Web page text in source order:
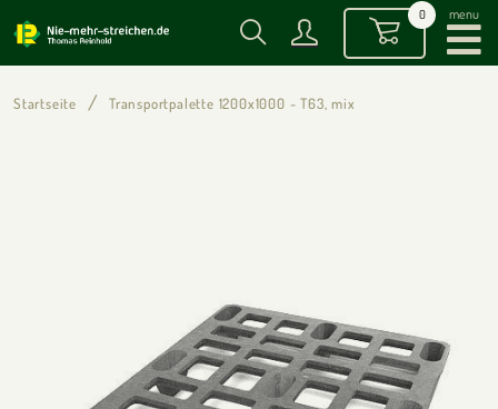
0 menu
Startseite Transportpalette 1200x1000 - T63, mix